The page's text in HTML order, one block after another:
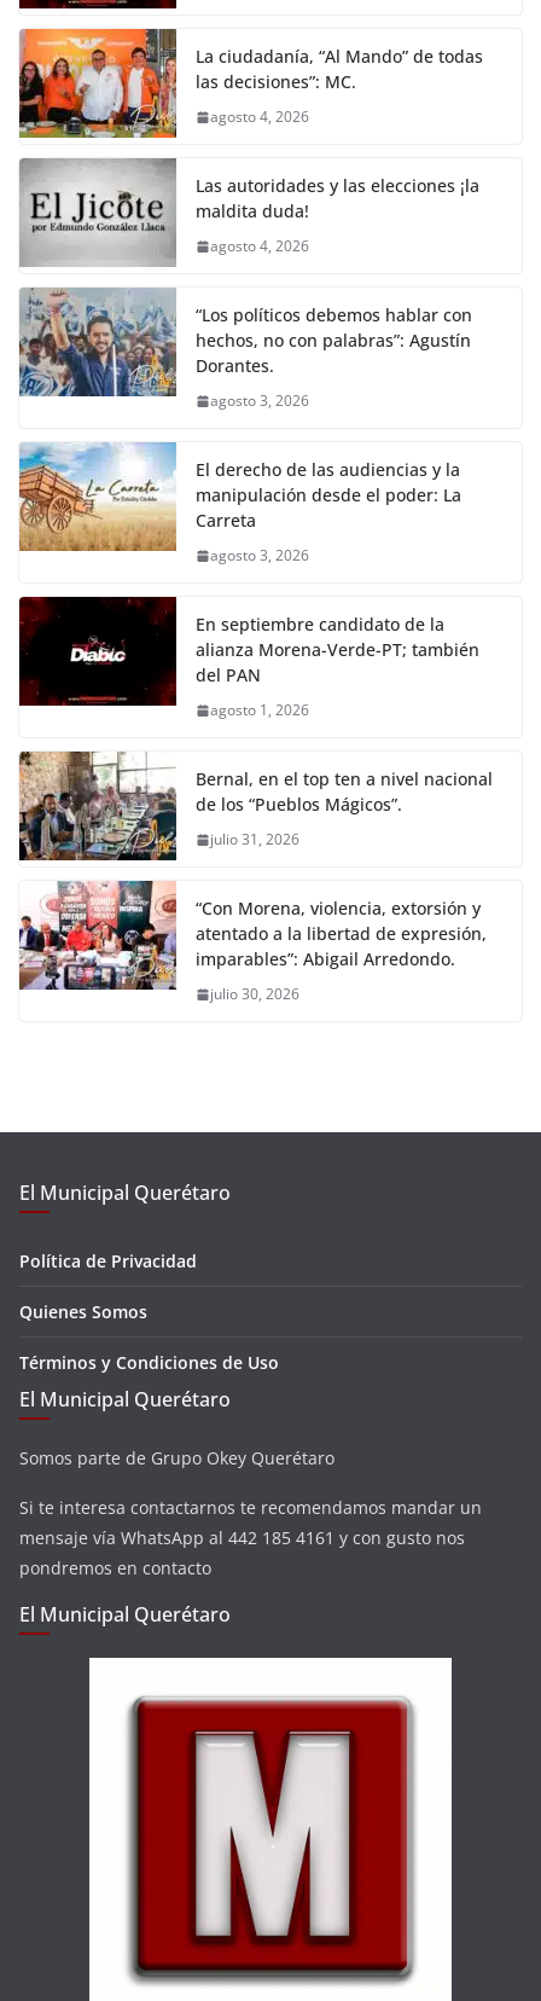
La ciudadanía, “Al Mando” de todas
las decisiones”: MC.
agosto 4, 2026
Las autoridades y las elecciones ¡la
maldita duda!
agosto 4, 2026
“Los políticos debemos hablar con
hechos, no con palabras”: Agustín
Dorantes.
agosto 3, 2026
El derecho de las audiencias y la
manipulación desde el poder: La
Carreta
agosto 3, 2026
En septiembre candidato de la
alianza Morena-Verde-PT; también
del PAN
agosto 1, 2026
Bernal, en el top ten a nivel nacional
de los “Pueblos Mágicos”.
julio 31, 2026
“Con Morena, violencia, extorsión y
atentado a la libertad de expresión,
imparables”: Abigail Arredondo.
julio 30, 2026
El Municipal Querétaro
Política de Privacidad
Quienes Somos
Términos y Condiciones de Uso
El Municipal Querétaro
Somos parte de Grupo Okey Querétaro
Si te interesa contactarnos te recomendamos mandar un
mensaje vía WhatsApp al 442 185 4161 y con gusto nos
pondremos en contacto
El Municipal Querétaro